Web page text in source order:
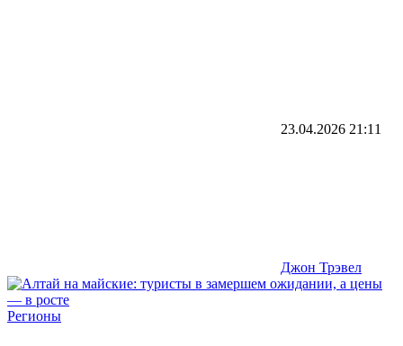
23.04.2026 21:11
Джон Трэвел
Регионы